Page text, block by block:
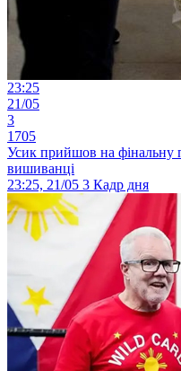
23:25
21/05
3
1705
Усик прийшов на фінальну
вишиванці
23:25, 21/05 3 Кадр дня